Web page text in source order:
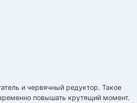
и червячный редуктор. Такое
повышать крутящий момент.